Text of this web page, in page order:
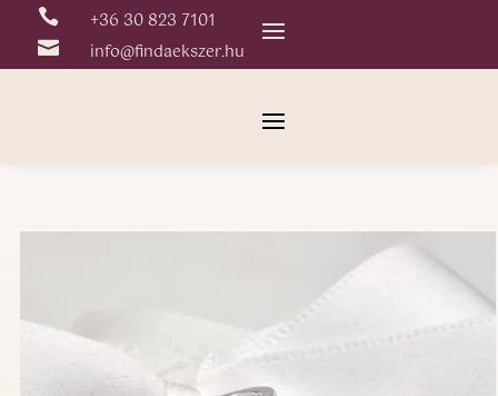
 +36 30 823 7101
 info@findaekszer.hu